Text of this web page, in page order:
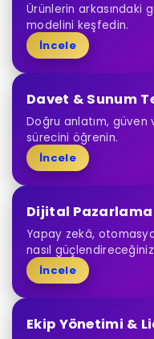
Ürünlerin arkasındaki
modelini keşfedin.
İncele
Davet & Sunum
Doğru anlatım,
sürecini öğrenin.
İncele
Dijital
Yapay zekâ,
nasıl
İncele
Ekip Yönetimi &